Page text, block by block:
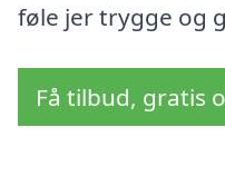
føle jer trygge og
Få tilbud, gratis